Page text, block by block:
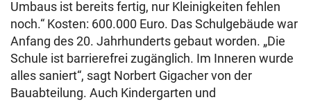
Umbaus ist bereits fertig, nur Kleinigkeiten fehlen
noch.“ Kosten: 600.000 Euro. Das Schulgebäude war
Anfang des 20. Jahrhunderts gebaut worden. „Die
Schule ist barrierefrei zugänglich. Im Inneren wurde
alles saniert“, sagt Norbert Gigacher von der
Bauabteilung. Auch Kindergarten und